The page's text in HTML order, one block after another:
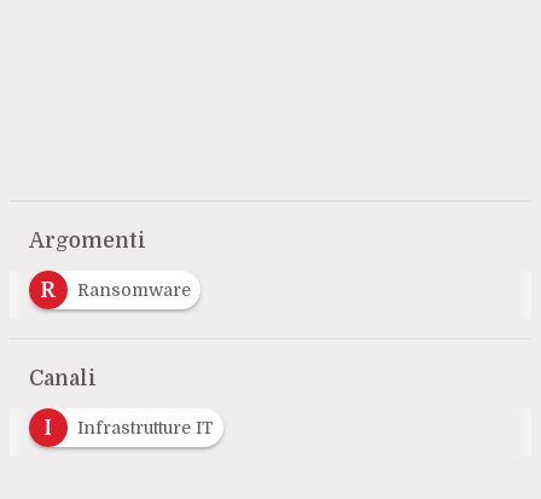
Argomenti
R Ransomware
Canali
I Infrastrutture IT